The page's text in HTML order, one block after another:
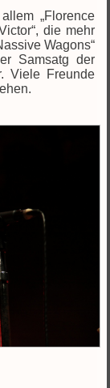
„Florence
die mehr
Wagons“
Samsatg der
Viele Freunde